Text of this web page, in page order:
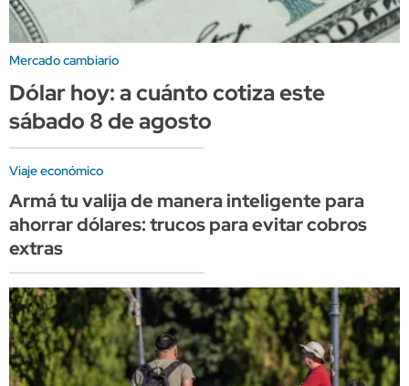
Mercado cambiario
Dólar hoy: a cuánto cotiza este
sábado 8 de agosto
Viaje económico
Armá tu valija de manera inteligente para
ahorrar dólares: trucos para evitar cobros
extras